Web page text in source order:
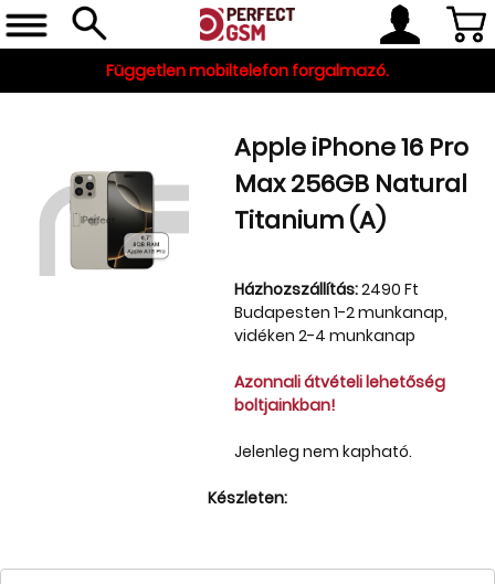
Független mobiltelefon forgalmazó.
Apple iPhone 16 Pro
Max 256GB Natural
Titanium (A)
Házhozszállítás:2490 Ft
Budapesten 1-2 munkanap,
vidéken 2-4 munkanap
Azonnali átvételi lehetőség
boltjainkban!
Jelenleg nem kapható.
Készleten:
Telefon, tablet, okosóra
Információk